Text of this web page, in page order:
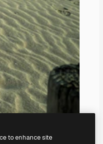
to enhance site